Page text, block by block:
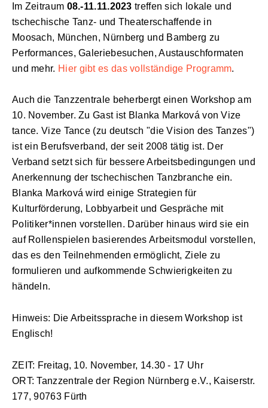
Im Zeitraum 08.-11.11.2023 treffen sich lokale und
tschechische Tanz- und Theaterschaffende in
Moosach, München, Nürnberg und Bamberg zu
Performances, Galeriebesuchen, Austauschformaten
und mehr. Hier gibt es das vollständige Programm.
Auch die Tanzzentrale beherbergt einen Workshop am
10. November. Zu Gast ist Blanka Marková von Vize
tance. Vize Tance (zu deutsch "die Vision des Tanzes")
ist ein Berufsverband, der seit 2008 tätig ist. Der
Verband setzt sich für bessere Arbeitsbedingungen und
Anerkennung der tschechischen Tanzbranche ein.
Blanka Marková wird einige Strategien für
Kulturförderung, Lobbyarbeit und Gespräche mit
Politiker*innen vorstellen. Darüber hinaus wird sie ein
auf Rollenspielen basierendes Arbeitsmodul vorstellen,
das es den Teilnehmenden ermöglicht, Ziele zu
formulieren und aufkommende Schwierigkeiten zu
händeln.
Hinweis: Die Arbeitssprache in diesem Workshop ist
Englisch!
ZEIT: Freitag, 10. November, 14.30 - 17 Uhr
ORT: Tanzzentrale der Region Nürnberg e.V., Kaiserstr.
177, 90763 Fürth